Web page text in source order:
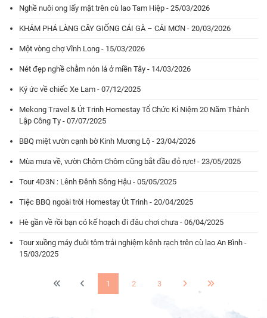
Nghề nuôi ong lấy mật trên cù lao Tam Hiệp - 25/03/2026
KHÁM PHÁ LÀNG CÂY GIỐNG CÁI GÀ – CÁI MƠN - 20/03/2026
Một vòng chợ Vĩnh Long - 15/03/2026
Nét đẹp nghề chằm nón lá ở miền Tây - 14/03/2026
Ký ức về chiếc Xe Lam - 07/12/2025
Mekong Travel & Út Trinh Homestay Tổ Chức Kỉ Niệm 20 Năm Thành
Lập Công Ty - 07/07/2025
BBQ miệt vườn cạnh bờ Kinh Mương Lộ - 23/04/2026
Mùa mưa về, vườn Chôm Chôm cũng bắt đầu đỏ rực! - 23/05/2025
Tour 4D3N : Lênh Đênh Sông Hậu - 05/05/2025
Tiệc BBQ ngoài trời Homestay Út Trinh - 20/04/2025
Hè gần về rồi bạn có kế hoạch đi đâu chơi chưa - 06/04/2025
Tour xuồng máy đuôi tôm trải nghiệm kênh rạch trên cù lao An Bình -
15/03/2025
1 2 3